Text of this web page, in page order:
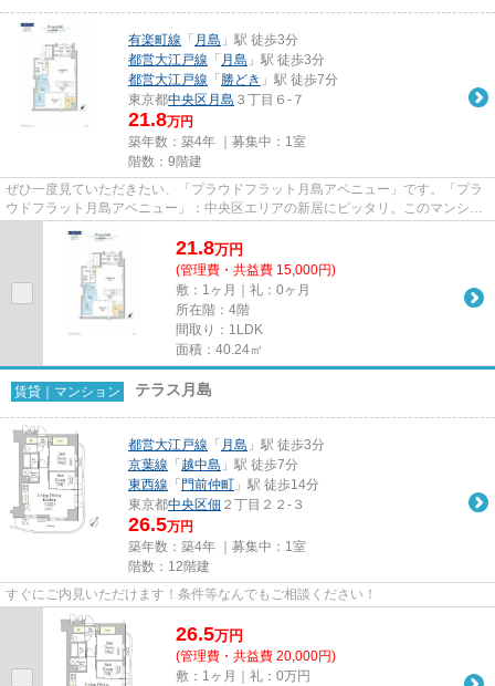
有楽町線 「 月島 」駅 徒歩3分
都営大江戸線 「 月島 」駅 徒歩3分
都営大江戸線 「 勝どき 」駅 徒歩7分
東京都中央区 月島 ３丁目６-７
21.8万円
築年数：築4年 ｜募集中： 1室
階数：9階建
ぜひ一度見ていただきたい、「プラウドフラット月島アベニュー」です。「プラ
ウドフラット月島アベニュー」：中央区エリアの新居にピッタリ。このマンショ
ンはバルコニー付きです。RC...
21.8万円
(管理費・共益費 15,000円)
敷：1ヶ月｜礼：0ヶ月
所在階：4階
間取り：1LDK
面積：40.24㎡
賃貸｜マンション テラス月島
都営大江戸線 「 月島 」駅 徒歩3分
京葉線 「 越中島 」駅 徒歩7分
東西線 「 門前仲町 」駅 徒歩14分
東京都中央区佃 ２丁目２２-３
26.5万円
築年数：築4年 ｜募集中： 1室
階数：12階建
すぐにご内見いただけます！条件等なんでもご相談ください！
26.5万円
(管理費・共益費 20,000円)
敷：1ヶ月｜礼：0万円